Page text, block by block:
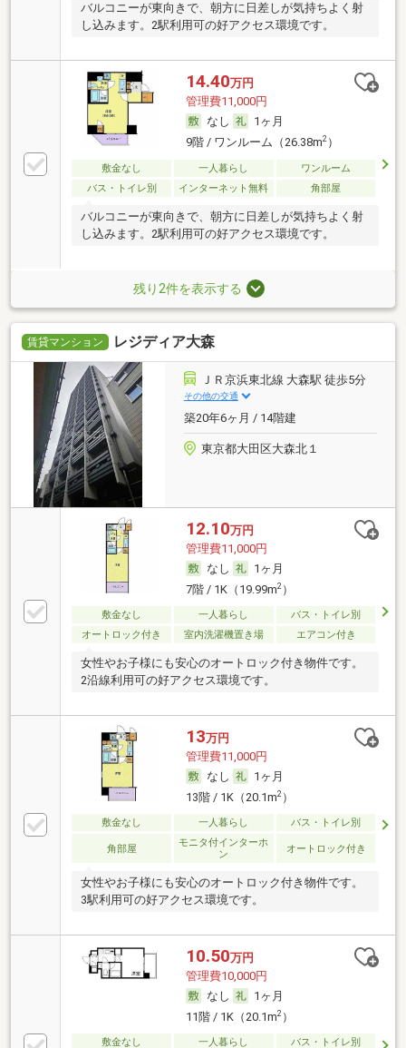
バルコニーが東向きで、朝方に日差しが気持ちよく射
し込みます。2駅利用可の好アクセス環境です。
14.40万円
管理費11,000円
なし
1ヶ月
9階 / ワンルーム（26.38m2）
敷金なし 一人暮らし
ワンルーム
バス・トイレ別
インターネット無料 角部屋
バルコニーが東向きで、朝方に日差しが気持ちよく射
し込みます。2駅利用可の好アクセス環境です。
残り2件を表示する
賃貸マンション レジディア大森
ＪＲ京浜東北線 大森駅 徒歩5分
その他の交通
築20年6ヶ月 / 14階建
東京都大田区大森北１
12.10万円
管理費11,000円
なし
1ヶ月
7階 / 1K（19.99m2）
敷金なし 一人暮らし
バス・トイレ別
オートロック付き
室内洗濯機置き場 エアコン付き
女性やお子様にも安心のオートロック付き物件です。
2沿線利用可の好アクセス環境です。
13万円
管理費11,000円
なし
1ヶ月
13階 / 1K（20.1m2）
敷金なし 一人暮らし バス・トイレ別
角部屋
モニタ付インターホ
ン
オートロック付き
女性やお子様にも安心のオートロック付き物件です。
3駅利用可の好アクセス環境です。
10.50万円
管理費10,000円
なし
1ヶ月
11階 / 1K（20.1m2）
敷金なし 一人暮らし バス・トイレ別